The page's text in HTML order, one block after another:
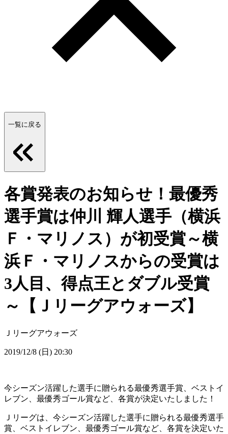
一覧に戻る
各賞発表のお知らせ！最優秀
選手賞は仲川 輝人選手（横浜
Ｆ・マリノス）が初受賞～横
浜Ｆ・マリノスからの受賞は
3人目、得点王とダブル受賞
～【Ｊリーグアウォーズ】
Ｊリーグアウォーズ
2019/12/8 (日) 20:30
今シーズン活躍した選手に贈られる最優秀選手賞、ベストイ
レブン、最優秀ゴール賞など、各賞が決定いたしました！
Ｊリーグは、今シーズン活躍した選手に贈られる最優秀選手
賞、ベストイレブン、最優秀ゴール賞など、各賞を決定いた